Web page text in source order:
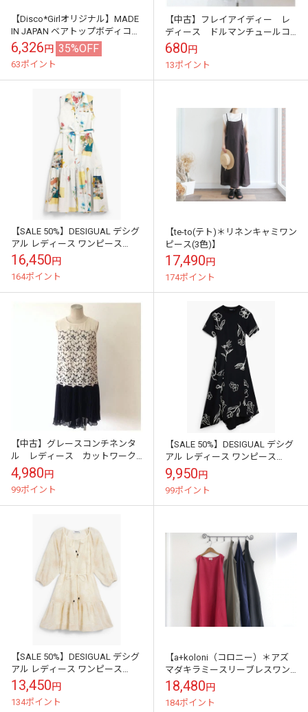
【Disco*Girlオリジナル】MADE
IN JAPAN ベアトップボディコ
ン・ホログラムラメホワイト
6,326円 35%OFF
63ポイント
【中古】フレイアイディー レ
ディース ドルマンチュールコ
ンビワンピ グレー×ライトブル
ー サイズ1
680円
13ポイント
【SALE 50%】DESIGUAL デシグ
アル レディース ワンピース
26SWVW15 VEST_COLLE 5002
16,450円
164ポイント
【te-to(テト)＊リネンキャミワン
ピース(3色)】
17,490円
174ポイント
【中古】グレースコンチネンタ
ル レディース カットワーク
プリーツワンピース ベージュ×
ブラック サイズ36
4,980円
99ポイント
【SALE 50%】DESIGUAL デシグ
アル レディース ワンピース
25WWVK44 VEST_CALMA 2000
9,950円
99ポイント
【SALE 50%】DESIGUAL デシグ
アル レディース ワンピース
26SWVW17 VEST_SILVIBOHO
1008
13,450円
134ポイント
【a+koloni（コロニー）＊アズ
マダキラミースリーブレスワン
ピース(4色)】
18,480円
184ポイント